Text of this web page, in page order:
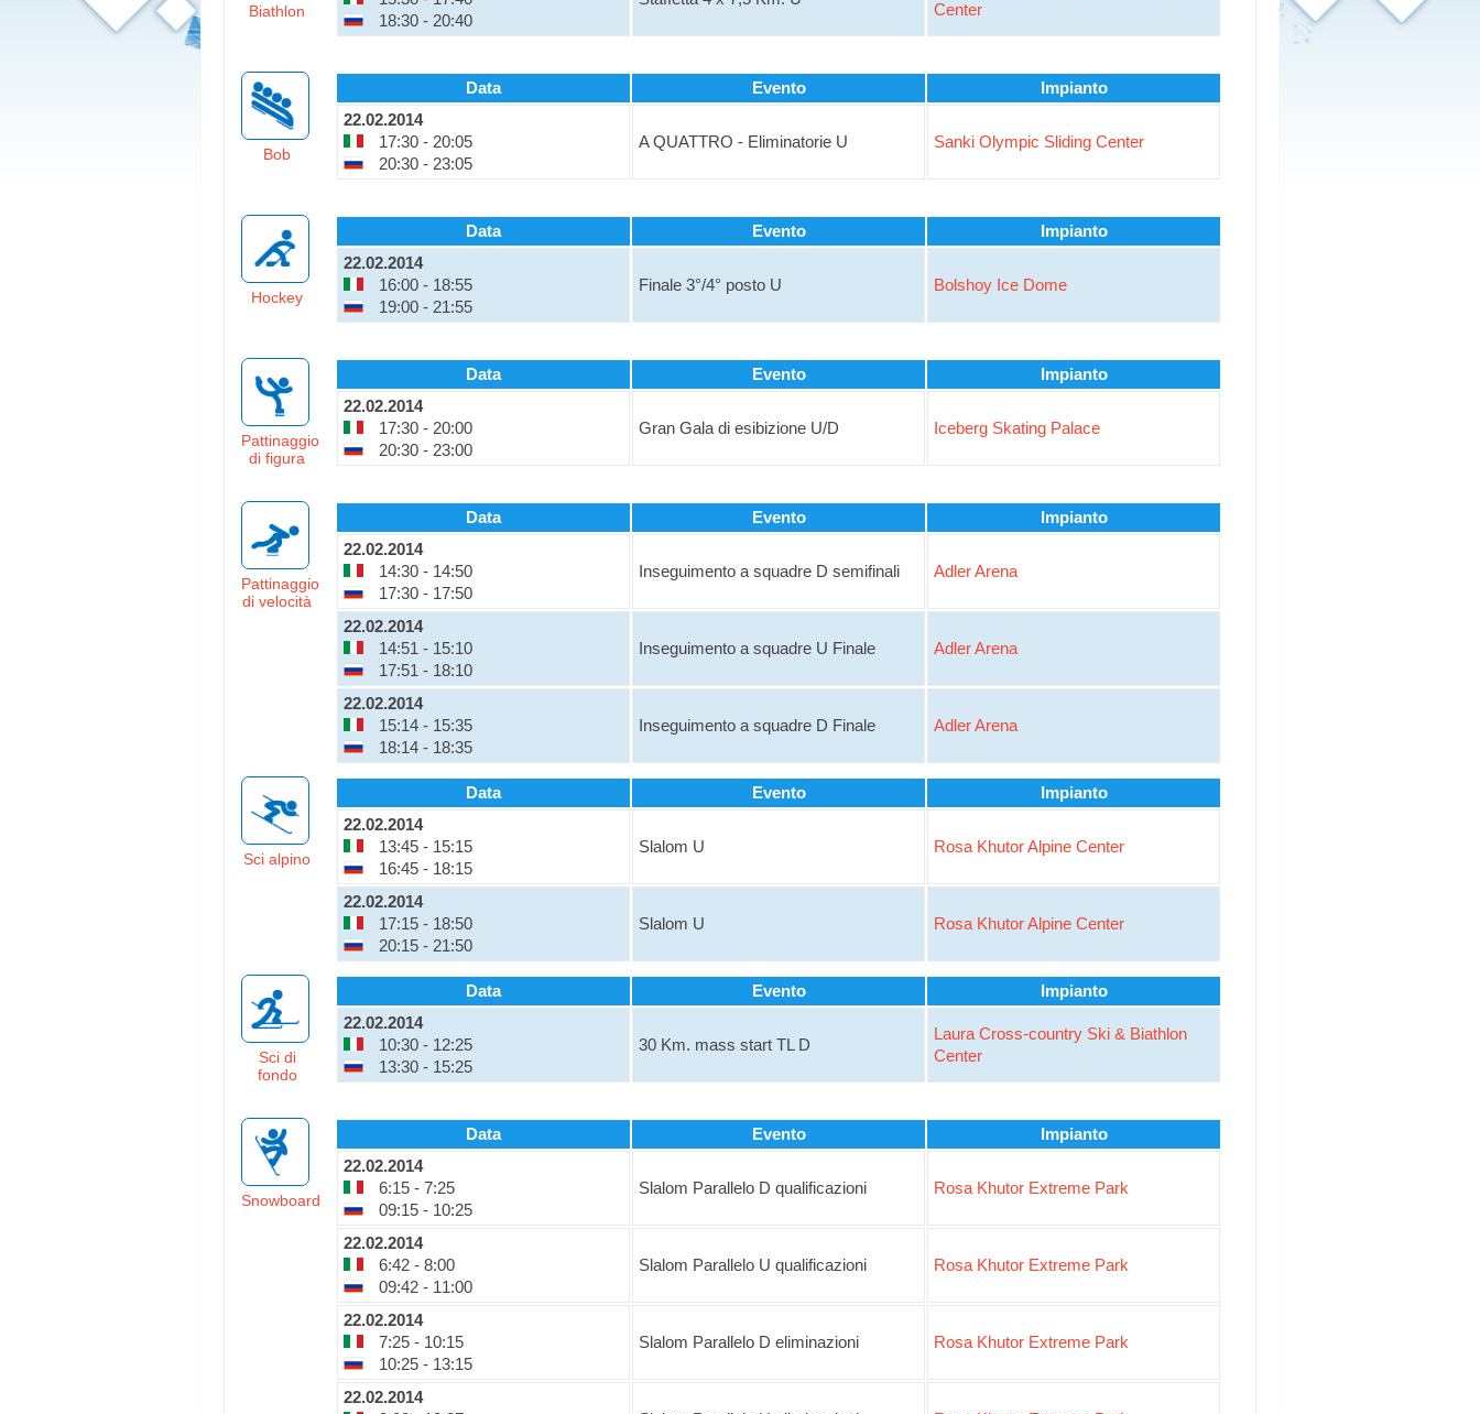
Biathlon
18:30 - 20:40
Center
Bob
Data Evento
Impianto
22.02.2014
17:30 - 20:05
20:30 - 23:05
A QUATTRO - Eliminatorie U Sanki Olympic Sliding Center
Hockey
Data Evento
Impianto
22.02.2014
16:00 - 18:55
19:00 - 21:55
Finale 3°/4° posto U Bolshoy Ice Dome
Pattinaggio
di figura
Data Evento
Impianto
22.02.2014
17:30 - 20:00
20:30 - 23:00
Gran Gala di esibizione U/D Iceberg Skating Palace
Pattinaggio
di velocità
Data Evento
Impianto
22.02.2014
14:30 - 14:50
17:30 - 17:50
Inseguimento a squadre D semifinali Adler Arena
22.02.2014
14:51 - 15:10
17:51 - 18:10
Inseguimento a squadre U Finale Adler Arena
22.02.2014
15:14 - 15:35
18:14 - 18:35
Inseguimento a squadre D Finale Adler Arena
Sci alpino
Data Evento
Impianto
22.02.2014
13:45 - 15:15
16:45 - 18:15
Slalom U Rosa Khutor Alpine Center
22.02.2014
17:15 - 18:50
20:15 - 21:50
Slalom U Rosa Khutor Alpine Center
Sci di
fondo
Data Evento
Impianto
22.02.2014
10:30 - 12:25
13:30 - 15:25
30 Km. mass start TL D
Laura Cross-country Ski & Biathlon
Center
Snowboard
Data Evento
Impianto
22.02.2014
6:15 - 7:25
09:15 - 10:25
Slalom Parallelo D qualificazioni Rosa Khutor Extreme Park
22.02.2014
6:42 - 8:00
09:42 - 11:00
Slalom Parallelo U qualificazioni Rosa Khutor Extreme Park
22.02.2014
7:25 - 10:15
10:25 - 13:15
Slalom Parallelo D eliminazioni Rosa Khutor Extreme Park
22.02.2014